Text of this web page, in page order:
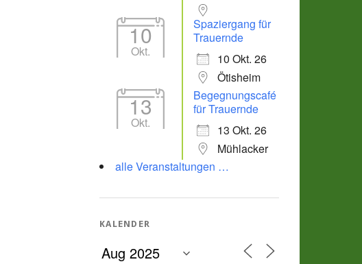
10
Okt.
Spaziergang für
Trauernde
10 Okt. 26
Ötisheim
13
Okt.
Begegnungscafé
für Trauernde
13 Okt. 26
Mühlacker
alle Veranstaltungen …
KALENDER